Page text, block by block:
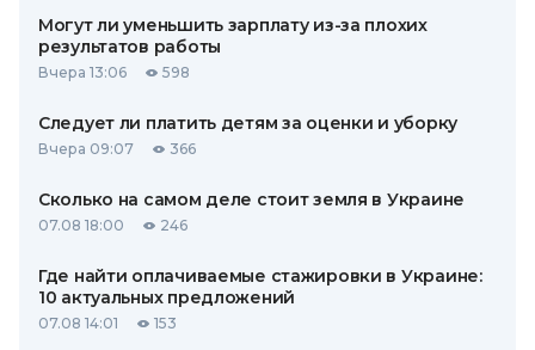
Могут ли уменьшить зарплату из-за плохих
результатов работы
Вчера 13:06 598
Следует ли платить детям за оценки и уборку
Вчера 09:07 366
Сколько на самом деле стоит земля в Украине
07.08 18:00 246
Где найти оплачиваемые стажировки в Украине:
10 актуальных предложений
07.08 14:01 153